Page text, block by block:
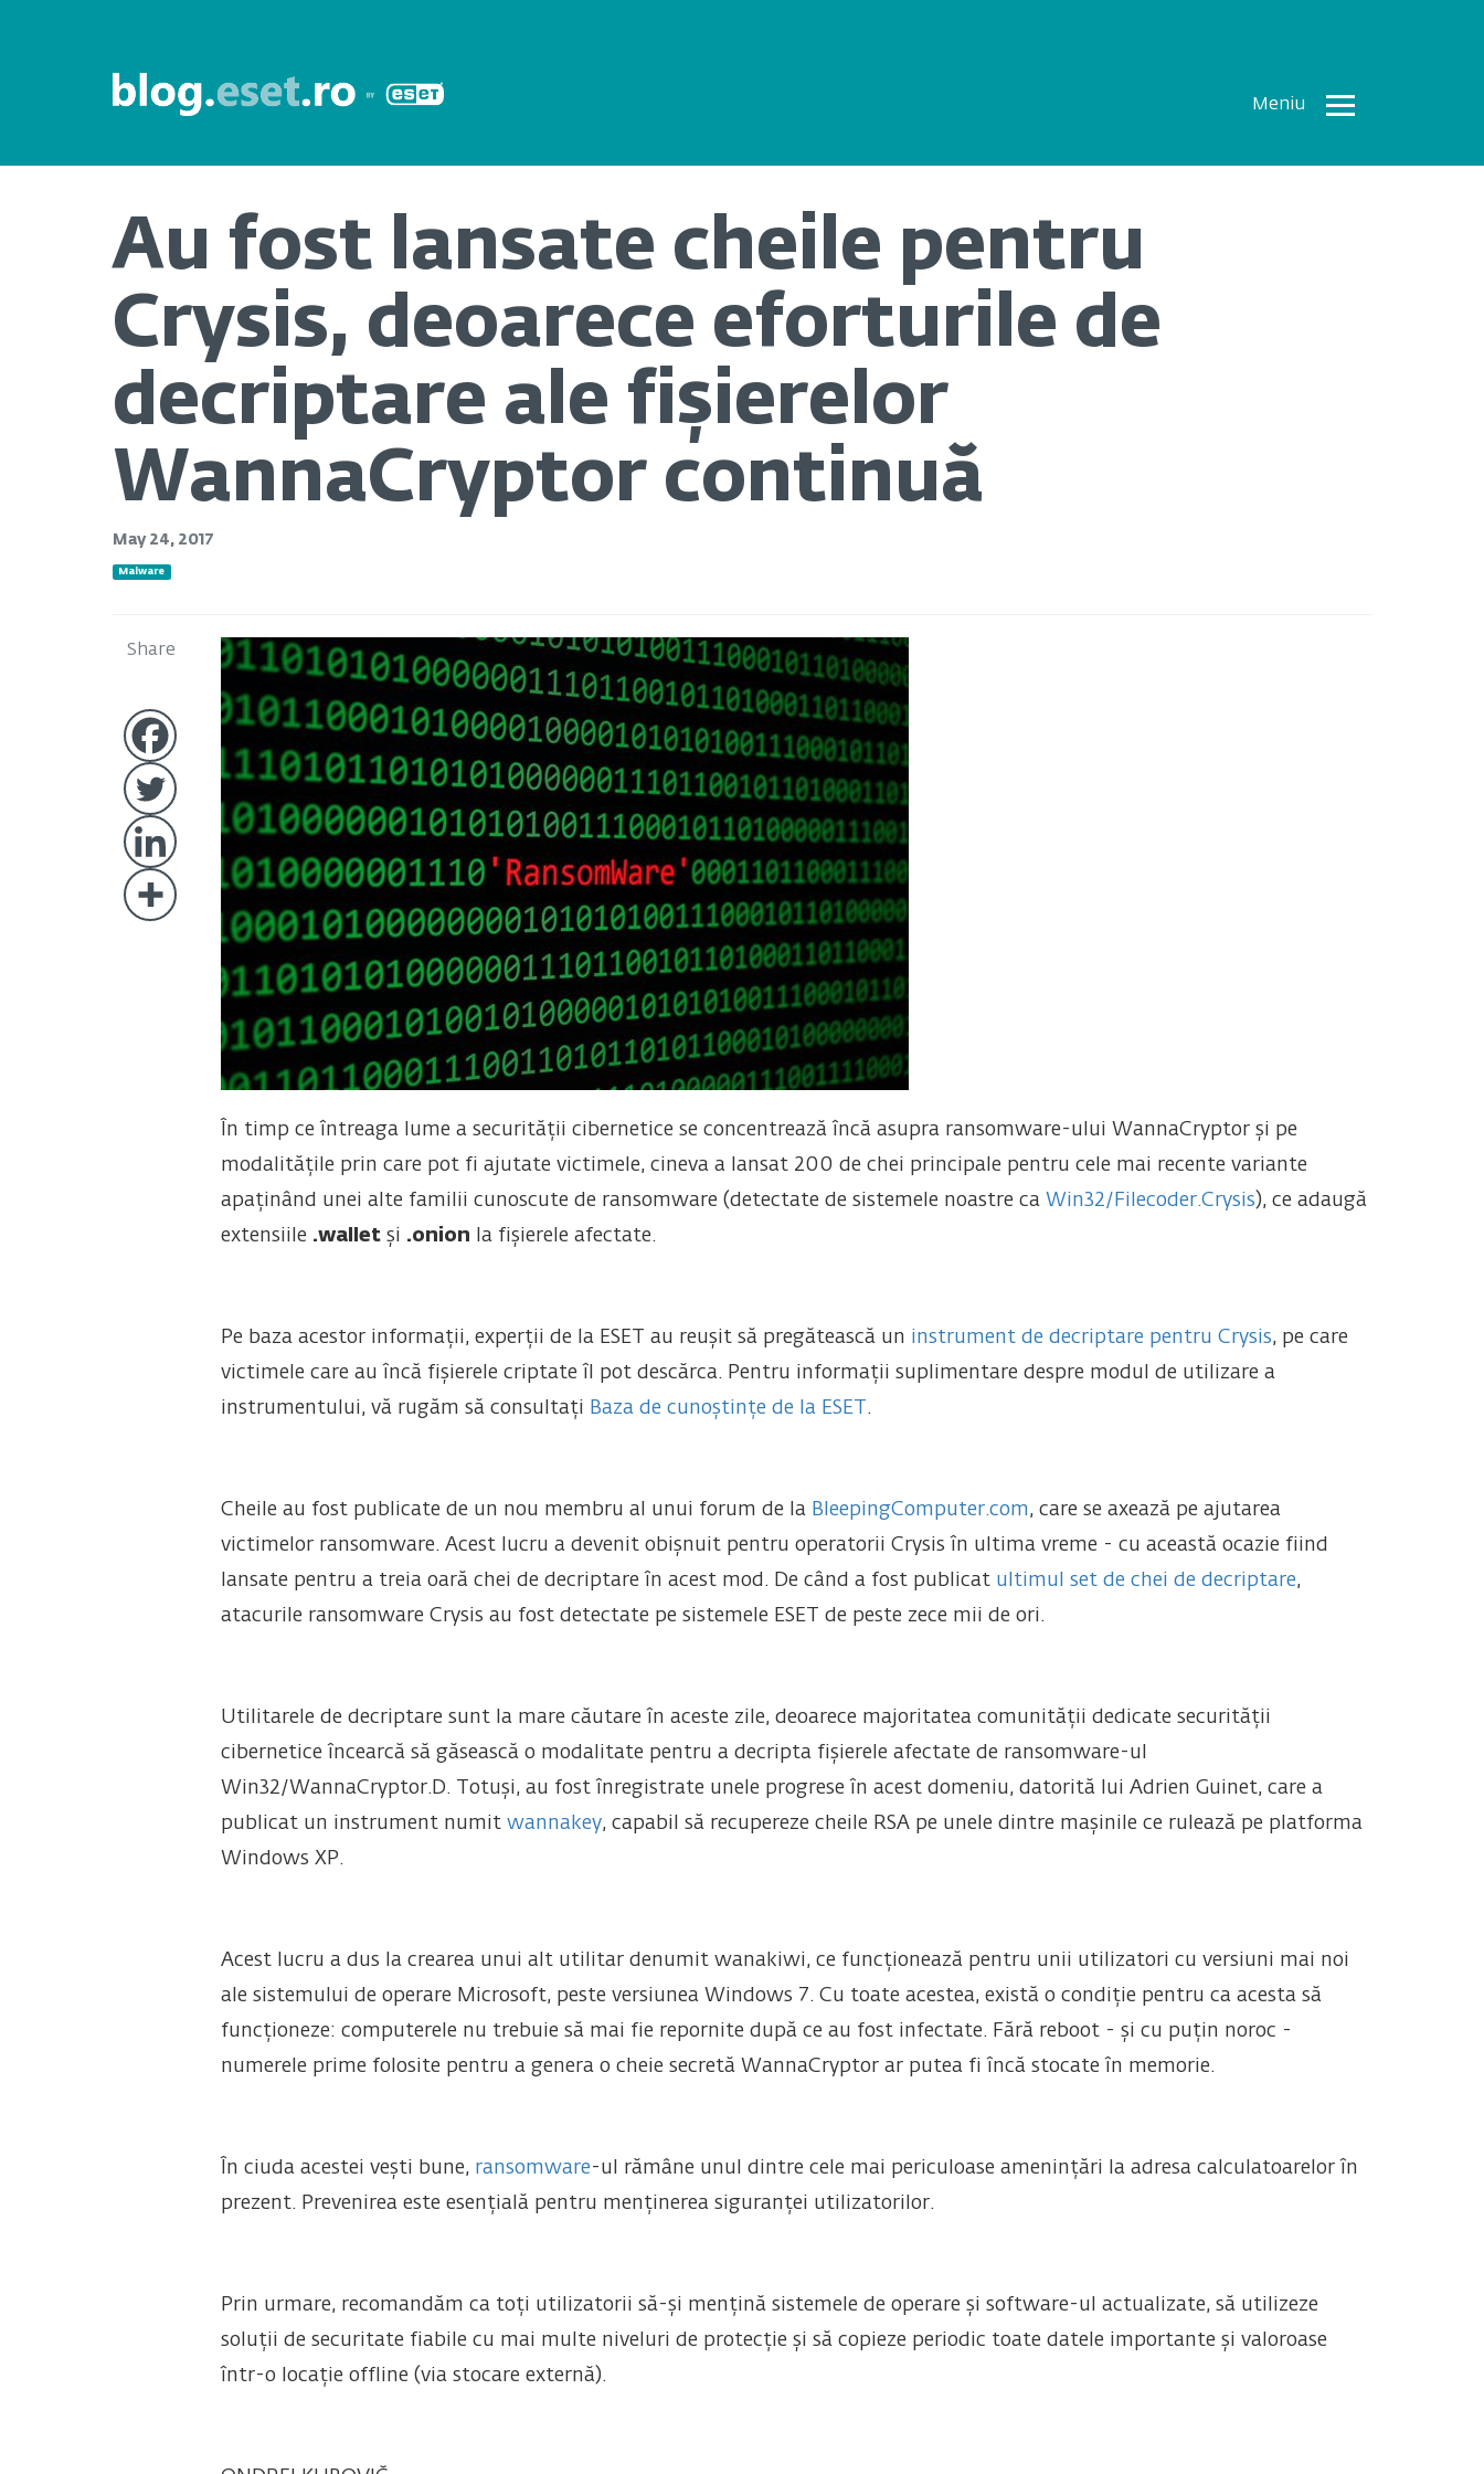
Meniu
Toate
Au fost lansate cheile pentru
Crysis, deoarece eforturile de
decriptare ale fișierelor
WannaCryptor continuă
May 24, 2017
Malware
Share
În timp ce întreaga lume a securității cibernetice se concentrează încă asupra ransomware-ului WannaCryptor și pe
modalitățile prin care pot fi ajutate victimele, cineva a lansat 200 de chei principale pentru cele mai recente variante
apaținând unei alte familii cunoscute de ransomware (detectate de sistemele noastre ca Win32/Filecoder.Crysis), ce adaugă
extensiile .walletși .onion la fișierele afectate.
Pe baza acestor informații, experții de la ESET au reușit să pregătească un instrument de decriptare pentru Crysis, pe care
victimele care au încă fișierele criptate îl pot descărca. Pentru informații suplimentare despre modul de utilizare a
instrumentului, vă rugăm să consultați Baza de cunoștințe de la ESET.
Cheile au fost publicate de un nou membru al unui forum de la BleepingComputer.com, care se axează pe ajutarea
victimelor ransomware. Acest lucru a devenit obișnuit pentru operatorii Crysis în ultima vreme - cu această ocazie fiind
lansate pentru a treia oară chei de decriptare în acest mod. De când a fost publicat ultimul set de chei de decriptare,
atacurile ransomware Crysis au fost detectate pe sistemele ESET de peste zece mii de ori.
Utilitarele de decriptare sunt la mare căutare în aceste zile, deoarece majoritatea comunității dedicate securității
cibernetice încearcă să găsească o modalitate pentru a decripta fișierele afectate de ransomware-ul
Win32/WannaCryptor.D. Totuși, au fost înregistrate unele progrese în acest domeniu, datorită lui Adrien Guinet, care a
publicat un instrument numit wannakey, capabil să recupereze cheile RSA pe unele dintre mașinile ce rulează pe platforma
Windows XP.
Acest lucru a dus la crearea unui alt utilitar denumit wanakiwi, ce funcționează pentru unii utilizatori cu versiuni mai noi
ale sistemului de operare Microsoft, peste versiunea Windows 7. Cu toate acestea, există o condiție pentru ca acesta să
funcționeze: computerele nu trebuie să mai fie repornite după ce au fost infectate. Fără reboot - și cu puțin noroc -
numerele prime folosite pentru a genera o cheie secretă WannaCryptor ar putea fi încă stocate în memorie.
În ciuda acestei vești bune, ransomware-ul rămâne unul dintre cele mai periculoase amenințări la adresa calculatoarelor în
prezent. Prevenirea este esențială pentru menținerea siguranței utilizatorilor.
Prin urmare, recomandăm ca toți utilizatorii să-și mențină sistemele de operare și software-ul actualizate, să utilizeze
soluții de securitate fiabile cu mai multe niveluri de protecție și să copieze periodic toate datele importante și valoroase
într-o locație offline (via stocare externă).